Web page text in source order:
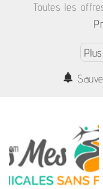
Toutes les